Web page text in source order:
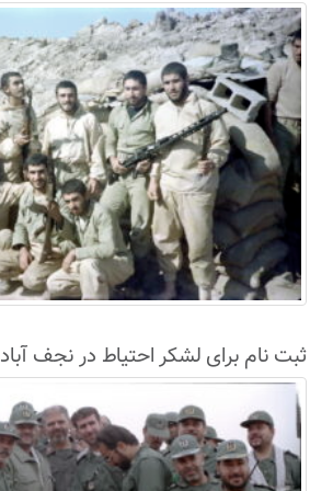
سال63+فیلم
ثبت نام برای لشکر احتیاط در نجف آباد